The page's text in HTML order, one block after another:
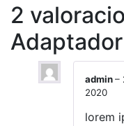
2
admin–
2020
lorem